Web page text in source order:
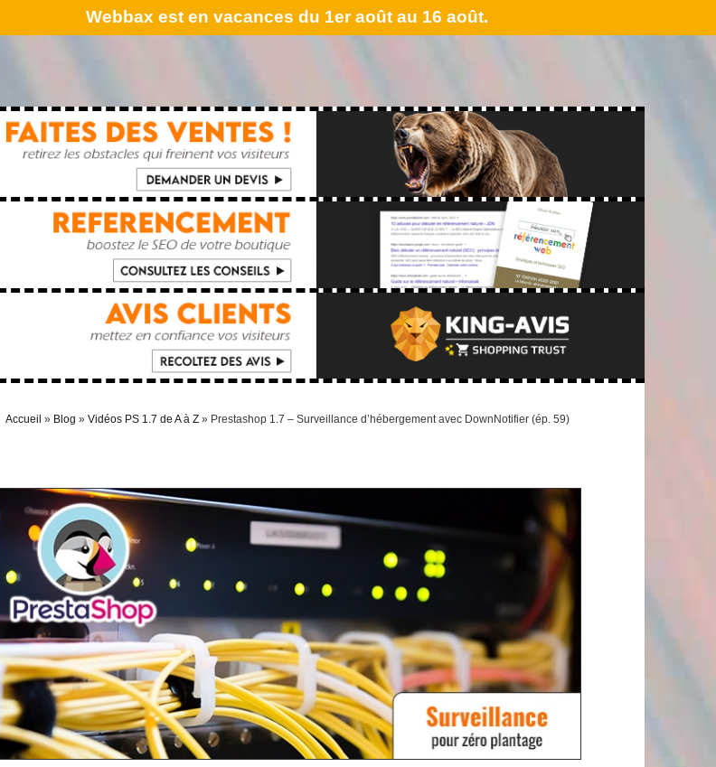
Webbax est en vacances du 1er août au 16 août.
Accueil » Blog » Vidéos PS 1.7 de A à Z» Prestashop 1.7 – Surveillance d’hébergement avec DownNotifier (ép. 59)